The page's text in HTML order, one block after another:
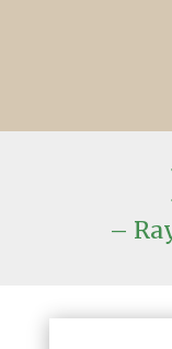
–